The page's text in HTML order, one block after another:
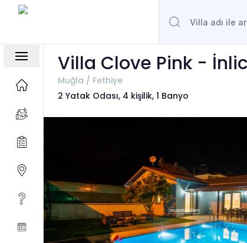
Villa Clove Pink -
Muğla / Fethiye
2 Yatak Odası, 4 kişilik, 1 Banyo